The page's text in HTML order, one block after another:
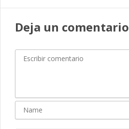
Deja un comentario